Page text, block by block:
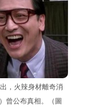
，火辣身材離奇消
曾公布真相。（圖